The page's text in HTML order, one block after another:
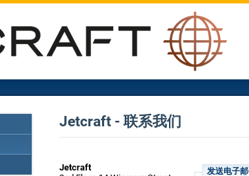
Jetcraft - 联系我们
Jetcraft
发送电子